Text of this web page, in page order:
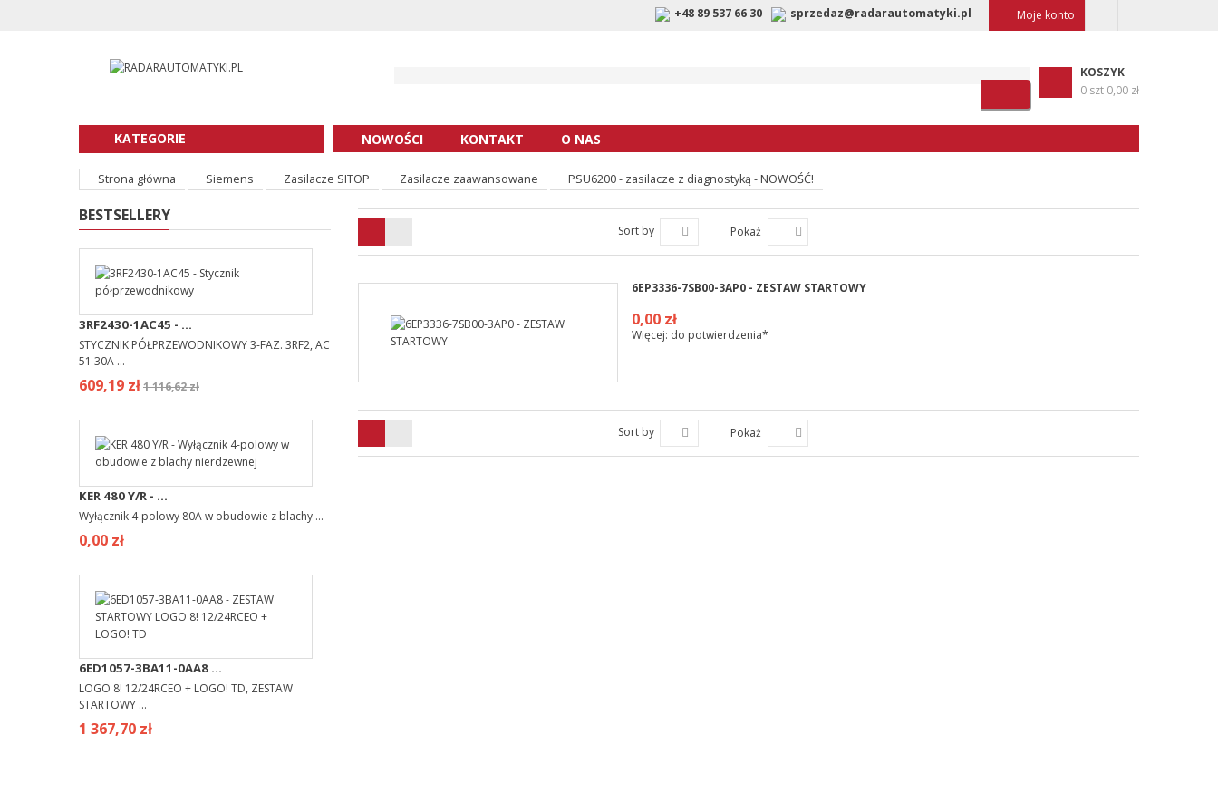
+48 89 537 66 30 sprzedaz@radarautomatyki.pl Moje konto
KOSZYK
0 szt 0,00 zł
KATEGORIE NOWOŚCI KONTAKT O NAS
Strona główna Siemens Zasilacze SITOP Zasilacze zaawansowane PSU6200 - zasilacze z diagnostyką - NOWOŚĆ!
BESTSELLERY
3RF2430-1AC45 - ...
STYCZNIK PÓŁPRZEWODNIKOWY 3-FAZ. 3RF2, AC
51 30A ...
609,19 zł1 116,62 zł
KER 480 Y/R - ...
Wyłącznik 4-polowy 80A w obudowie z blachy ...
0,00 zł
6ED1057-3BA11-0AA8 ...
LOGO 8! 12/24RCEO + LOGO! TD, ZESTAW
STARTOWY ...
1 367,70 zł
Sort by Pokaż
6EP3336-7SB00-3AP0 - ZESTAW STARTOWY
0,00 zł
Więcej: do potwierdzenia*
Sort by Pokaż